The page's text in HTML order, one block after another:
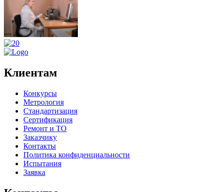
Клиентам
Конкурсы
Метрология
Стандартизация
Сертификация
Ремонт и ТО
Заказчику
Контакты
Политика конфиденциальности
Испытания
Заявка